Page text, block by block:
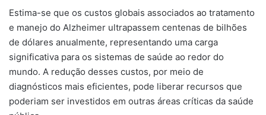
Estima-se que os custos globais associados ao tratamento
e manejo do Alzheimer ultrapassem centenas de bilhões
de dólares anualmente, representando uma carga
significativa para os sistemas de saúde ao redor do
mundo. A redução desses custos, por meio de
diagnósticos mais eficientes, pode liberar recursos que
poderiam ser investidos em outras áreas críticas da saúde